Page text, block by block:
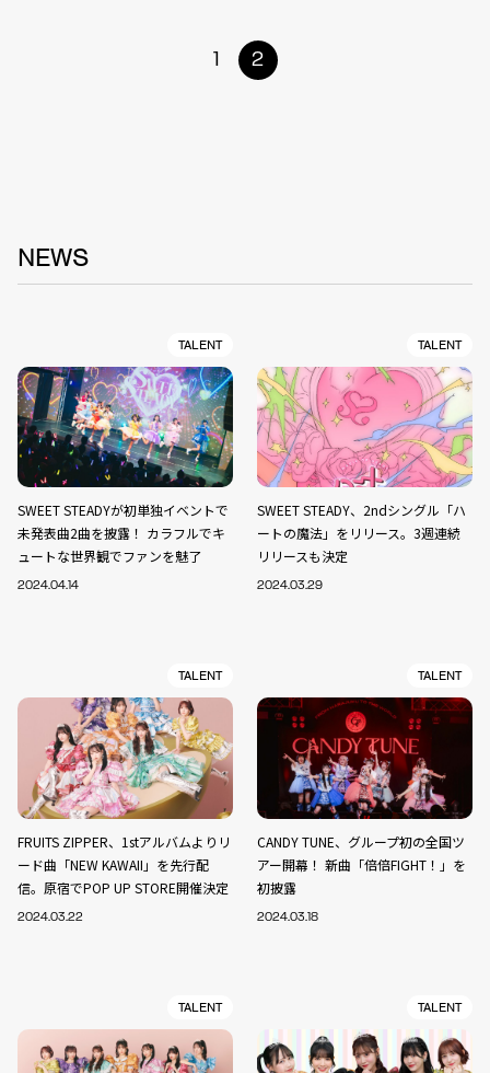
1 2
NEWS
TALENT
SWEET STEADYが初単独イベントで
未発表曲2曲を披露！ カラフルでキ
ュートな世界観でファンを魅了
2024.04.14
TALENT
SWEET STEADY、2ndシングル「ハ
ートの魔法」をリリース。3週連続
リリースも決定
2024.03.29
TALENT
FRUITS ZIPPER、1stアルバムよりリ
ード曲「NEW KAWAII」を先行配
信。原宿でPOP UP STORE開催決定
2024.03.22
TALENT
CANDY TUNE、グループ初の全国ツ
アー開幕！ 新曲「倍倍FIGHT！」を
初披露
2024.03.18
TALENT TALENT